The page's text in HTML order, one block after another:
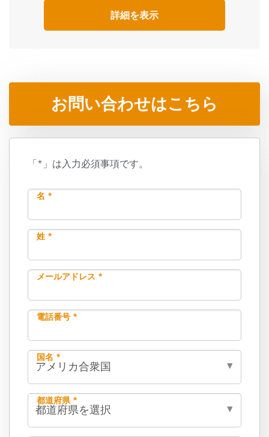
詳細を表示
お問い合わせはこちら
「*」は入力必須事項です。
名 *
姓 *
メールアドレス *
電話番号 *
国名 *
都道府県 *